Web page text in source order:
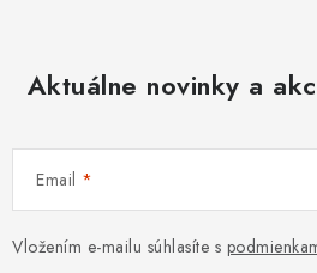
Aktuálne novinky a
Email
Vložením e-mailu súhlasíte s